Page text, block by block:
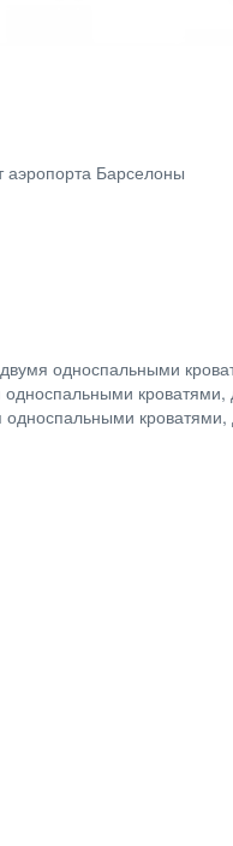
аэропорта Барселоны
односпальными